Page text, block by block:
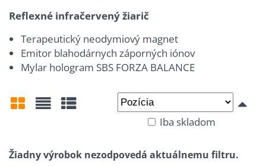
Reflexné infračervený žiarič
Terapeutický neodymiový magnet
Emitor blahodárnych záporných iónov
Mylar hologram SBS FORZA BALANCE
Iba skladom